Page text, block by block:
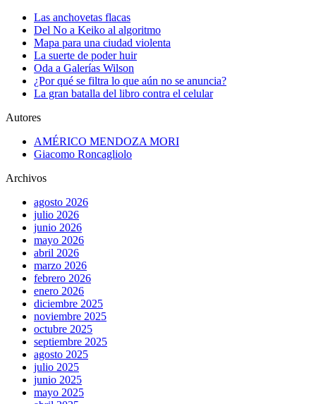
Las anchovetas flacas
Del No a Keiko al algoritmo
Mapa para una ciudad violenta
La suerte de poder huir
Oda a Galerías Wilson
¿Por qué se filtra lo que aún no se anuncia?
La gran batalla del libro contra el celular
Autores
AMÉRICO MENDOZA MORI
Giacomo Roncagliolo
Archivos
agosto 2026
julio 2026
junio 2026
mayo 2026
abril 2026
marzo 2026
febrero 2026
enero 2026
diciembre 2025
noviembre 2025
octubre 2025
septiembre 2025
agosto 2025
julio 2025
junio 2025
mayo 2025